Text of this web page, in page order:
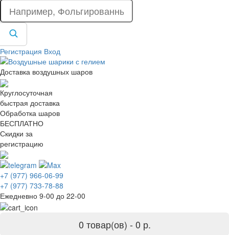
Регистрация Вход
Доставка воздушных шаров
Круглосуточная
быстрая доставка
Обработка шаров
БЕСПЛАТНО
Скидки за
регистрацию
+7 (977) 966-06-99
+7 (977) 733-78-88
Ежедневно 9-00 до 22-00
0 товар(ов) - 0 р.